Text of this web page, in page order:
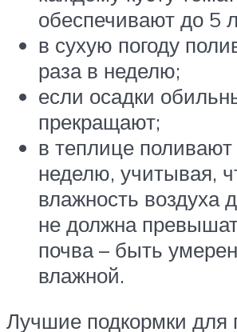
обеспечивают до 5
в сухую погоду
раза в неделю;
если осадки
прекращают;
в теплице
неделю, учитывая,
влажность воздуха
не должна
почва – быть
влажной.
Лучшие подкормки для